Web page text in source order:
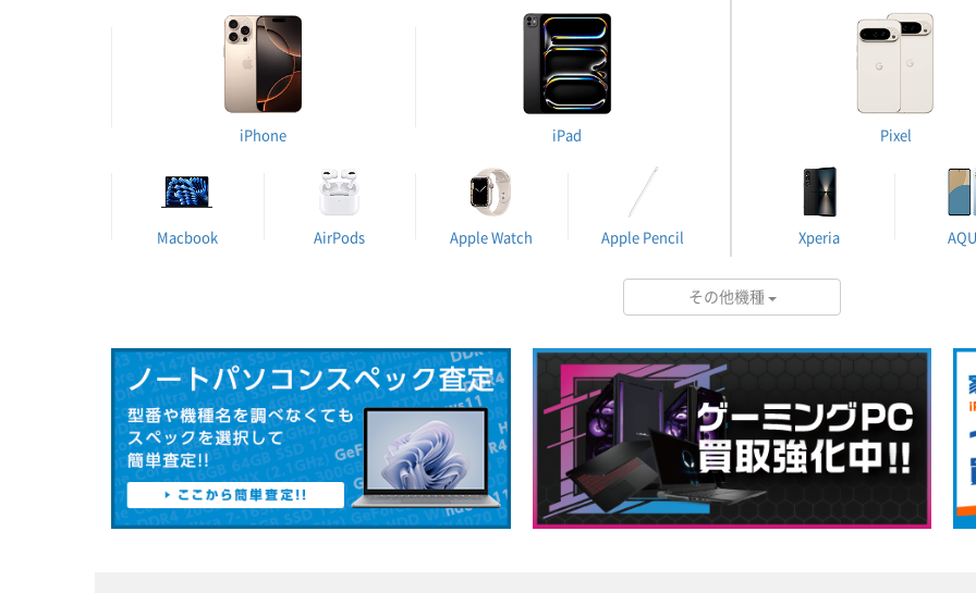
iPhone iPad
Macbook AirPods Apple Watch Apple Pencil
Pixel
Xperia
その他機種